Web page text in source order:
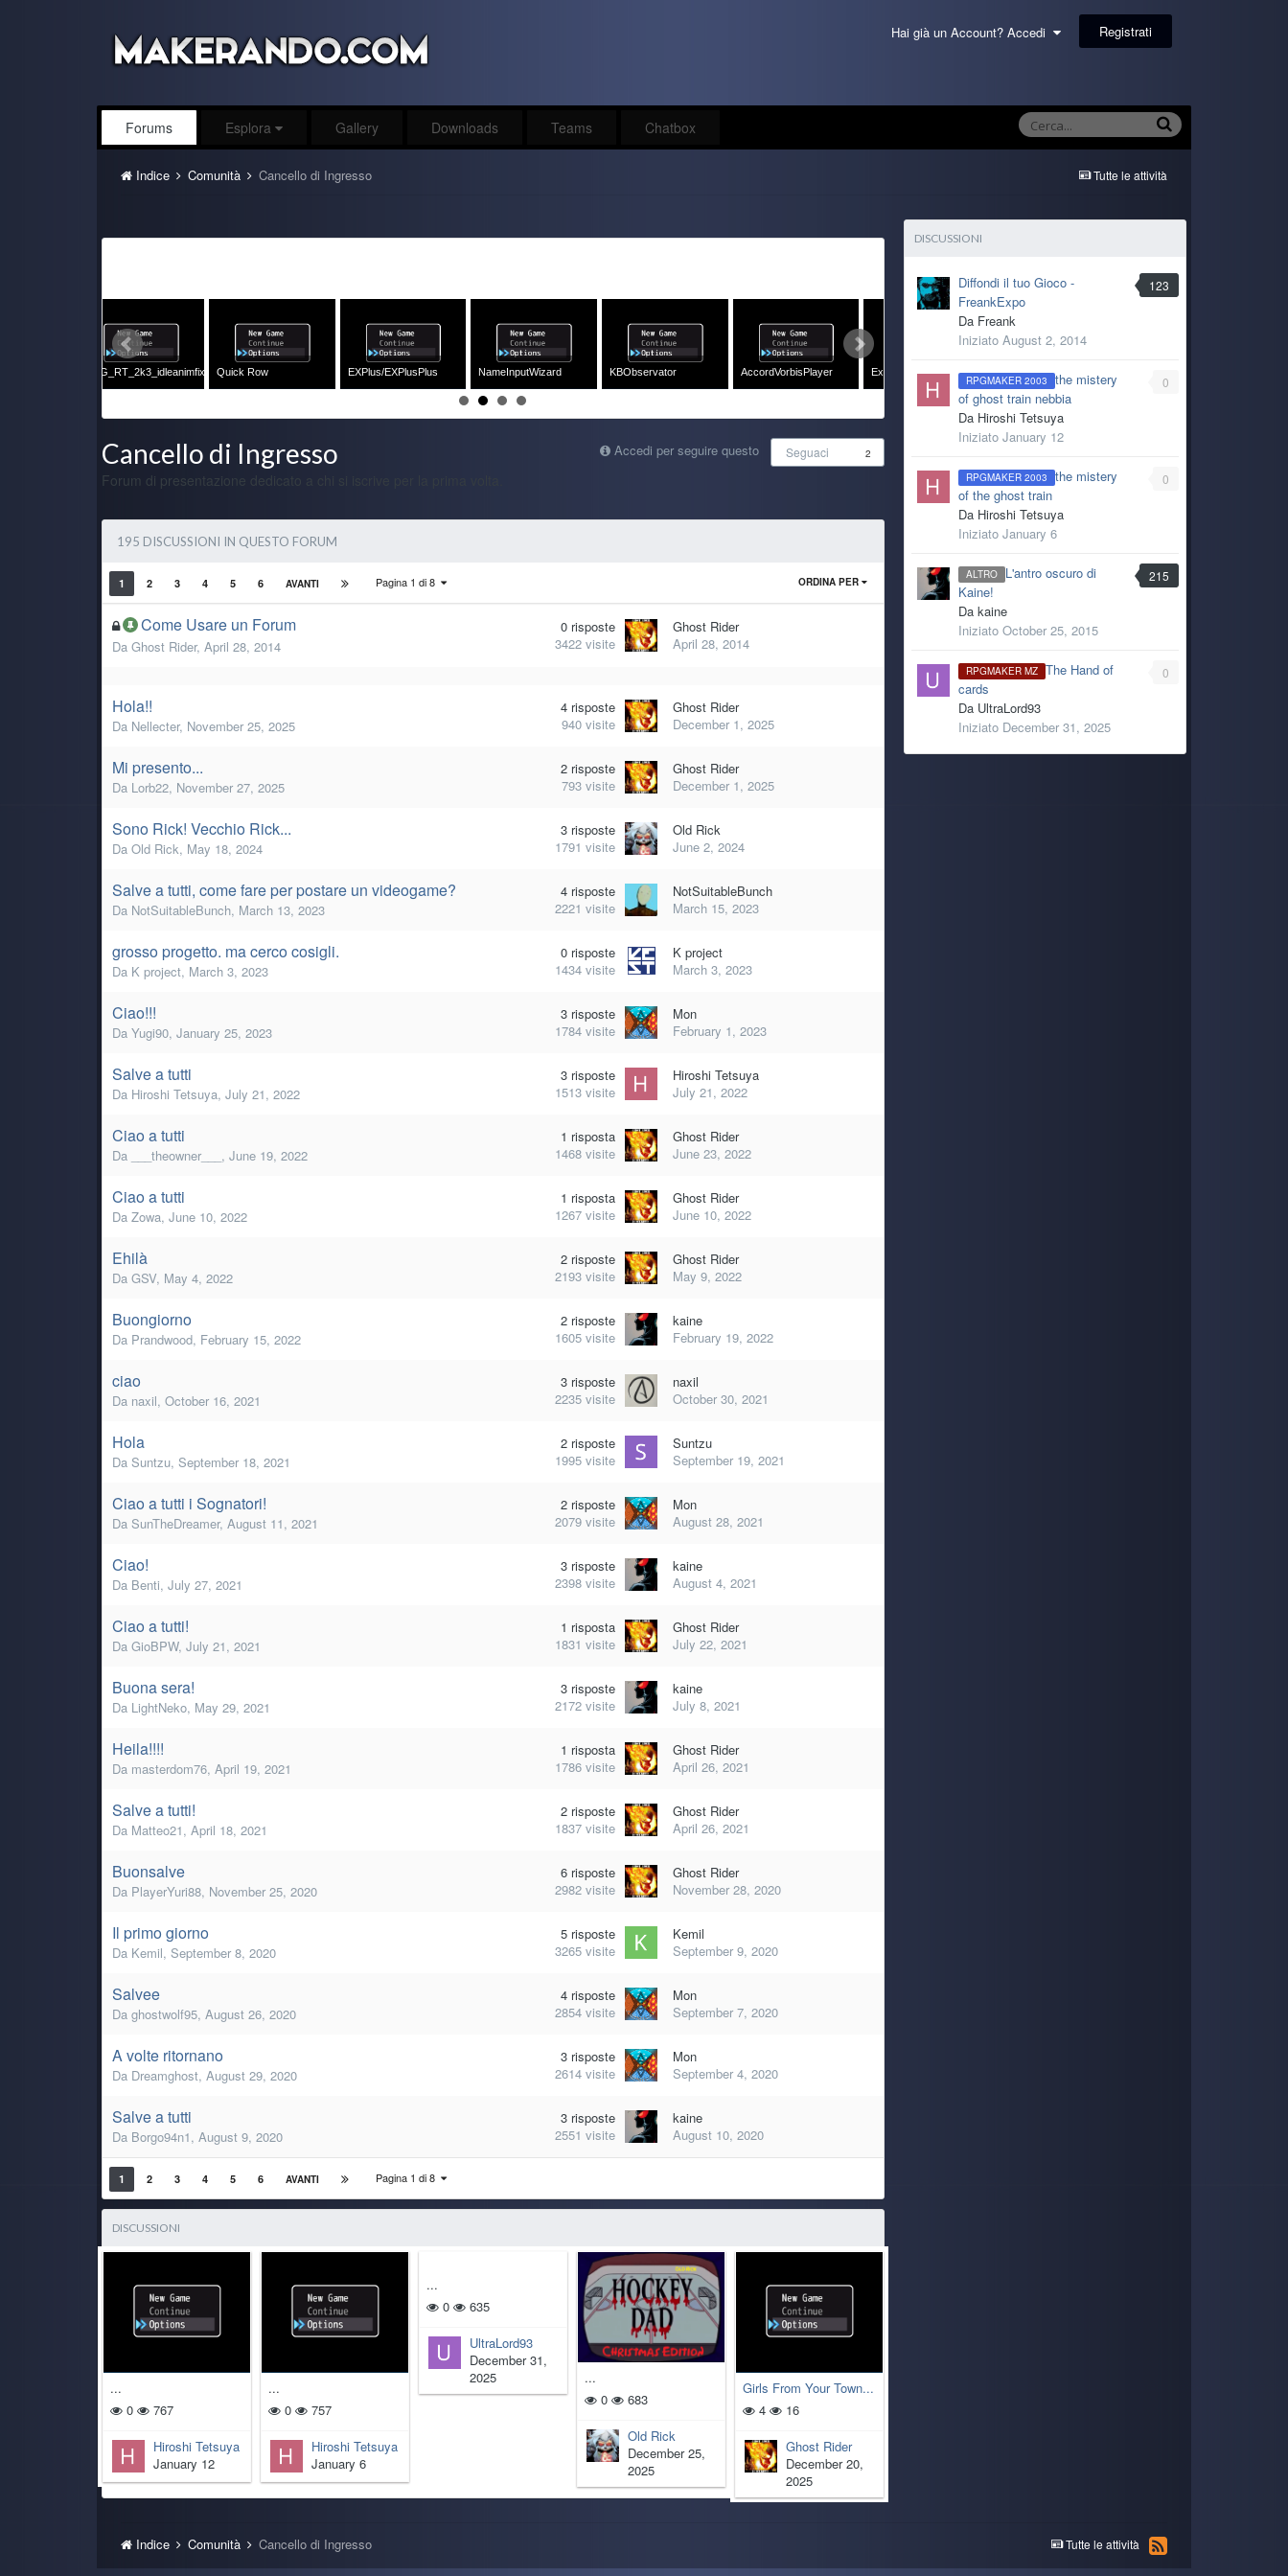
Hai già un Account? Accedi Registrati
Forums Esplora Gallery Downloads Teams Chatbox
Tutte le attività
Indice Comunità Cancello di Ingresso
ExtendedKeyInput PicPointerPatch ... NoEndCommandInMenu Row Swap Burial Dance BLOB... Battle Animation Pointer Kill Switch
Cancello di Ingresso Accedi per seguire questo Seguaci 2
Forum di presentazione dedicato a chi si iscrive per la prima volta.
195 DISCUSSIONI IN QUESTO FORUM
ORDINA PER
1 2 3 4 5 6 AVANTI Pagina 1 di 8
Come Usare un Forum
Da Ghost Rider, April 28, 2014
0 risposte
3422 visite
Ghost Rider
April 28, 2014
Hola!!
Da Nellecter, November 25, 2025
4 risposte
940 visite
Ghost Rider
December 1, 2025
Mi presento...
Da Lorb22, November 27, 2025
2 risposte
793 visite
Ghost Rider
December 1, 2025
Sono Rick! Vecchio Rick...
Da Old Rick, May 18, 2024
3 risposte
1791 visite
Old Rick
June 2, 2024
Salve a tutti, come fare per postare un videogame?
Da NotSuitableBunch, March 13, 2023
4 risposte
2221 visite
NotSuitableBunch
March 15, 2023
grosso progetto. ma cerco cosigli.
Da K project, March 3, 2023
0 risposte
1434 visite
K project
March 3, 2023
Ciao!!!
Da Yugi90, January 25, 2023
3 risposte
1784 visite
Mon
February 1, 2023
Salve a tutti
Da Hiroshi Tetsuya, July 21, 2022
3 risposte
1513 visite
Hiroshi Tetsuya
July 21, 2022
Ciao a tutti
Da ___theowner___ , June 19, 2022
1 risposta
1468 visite
Ghost Rider
June 23, 2022
Ciao a tutti
Da Zowa, June 10, 2022
1 risposta
1267 visite
Ghost Rider
June 10, 2022
Ehilà
Da GSV, May 4, 2022
2 risposte
2193 visite
Ghost Rider
May 9, 2022
Buongiorno
Da Prandwood, February 15, 2022
2 risposte
1605 visite
kaine
February 19, 2022
ciao
Da naxil, October 16, 2021
3 risposte
2235 visite
naxil
October 30, 2021
Hola
Da Suntzu, September 18, 2021
2 risposte
1995 visite
Suntzu
September 19, 2021
Ciao a tutti i Sognatori!
Da SunTheDreamer, August 11, 2021
2 risposte
2079 visite
Mon
August 28, 2021
Ciao!
Da Benti, July 27, 2021
3 risposte
2398 visite
kaine
August 4, 2021
Ciao a tutti!
Da GioBPW, July 21, 2021
1 risposta
1831 visite
Ghost Rider
July 22, 2021
Buona sera!
Da LightNeko, May 29, 2021
3 risposte
2172 visite
kaine
July 8, 2021
Heila!!!!
Da masterdom76, April 19, 2021
1 risposta
1786 visite
Ghost Rider
April 26, 2021
Salve a tutti!
Da Matteo21, April 18, 2021
2 risposte
1837 visite
Ghost Rider
April 26, 2021
Buonsalve
Da PlayerYuri88, November 25, 2020
6 risposte
2982 visite
Ghost Rider
November 28, 2020
Il primo giorno
Da Kemil, September 8, 2020
5 risposte
3265 visite
Kemil
September 9, 2020
Salvee
Da ghostwolf95, August 26, 2020
4 risposte
2854 visite
Mon
September 7, 2020
A volte ritornano
Da Dreamghost, August 29, 2020
3 risposte
2614 visite
Mon
September 4, 2020
Salve a tutti
Da Borgo94n1, August 9, 2020
3 risposte
2551 visite
kaine
August 10, 2020
1 2 3 4 5 6 AVANTI Pagina 1 di 8
DISCUSSIONI
...
0
767
Hiroshi Tetsuya
January 12
...
0
757
Hiroshi Tetsuya
January 6
...
0
635
UltraLord93
December 31,
2025
...
0
683
Old Rick
December 25,
2025
Girls From Your Town...
4
16
Ghost Rider
December 20,
2025
DISCUSSIONI
123
Diffondi il tuo Gioco -
FreankExpo
Da Freank
Iniziato August 2, 2014
0
RPGMAKER 2003
the mistery
of ghost train nebbia
Da Hiroshi Tetsuya
Iniziato January 12
0
RPGMAKER 2003
the mistery
of the ghost train
Da Hiroshi Tetsuya
Iniziato January 6
215
ALTRO L'antro oscuro di
Kaine!
Da kaine
Iniziato October 25, 2015
0
RPGMAKER MZ The Hand of
cards
Da UltraLord93
Iniziato December 31, 2025
Tutte le attività
Indice Comunità Cancello di Ingresso